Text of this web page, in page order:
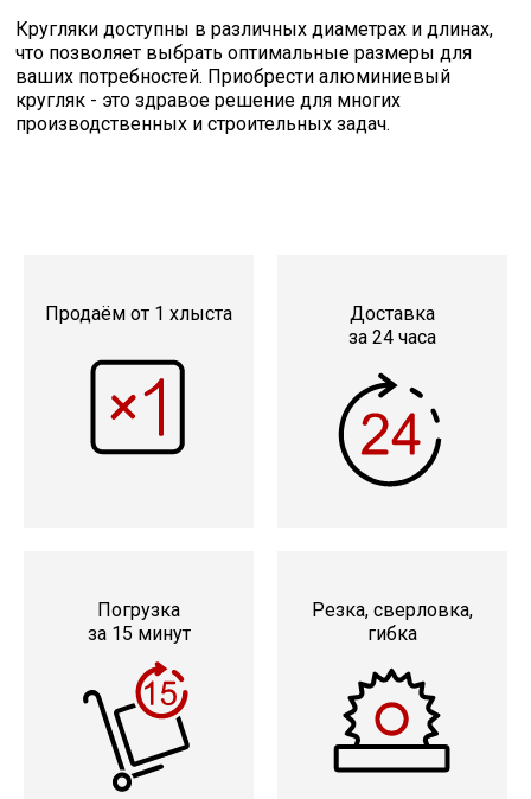
Кругляки доступны в различных диаметрах и длинах,
что позволяет выбрать оптимальные размеры для
ваших потребностей. Приобрести алюминиевый
кругляк - это здравое решение для многих
производственных и строительных задач.
Продаём от 1 хлыста
Доставка
за 24 часа
Погрузка
за 15 минут
Резка, сверловка,
гибка